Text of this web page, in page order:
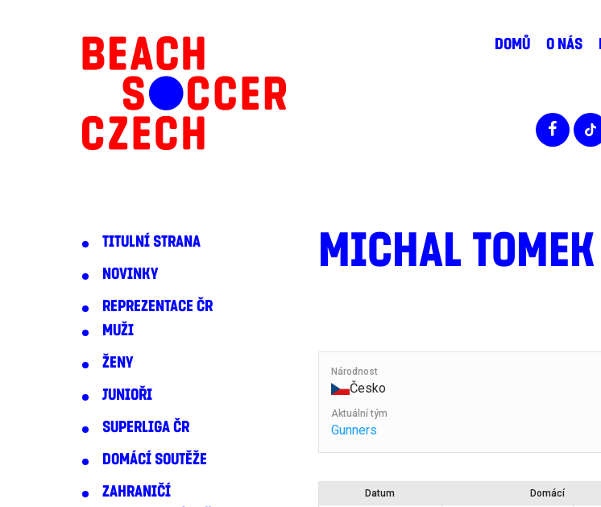
DOMŮ O NÁS
TITULNÍ STRANA
NOVINKY
REPREZENTACE ČR
MUŽI
ŽENY
JUNIOŘI
SUPERLIGA ČR
DOMÁCÍ SOUTĚŽE
ZAHRANIČÍ
MICHAL TOMEK
Národnost
Česko
Aktuální tým
Gunners
Datum Domácí